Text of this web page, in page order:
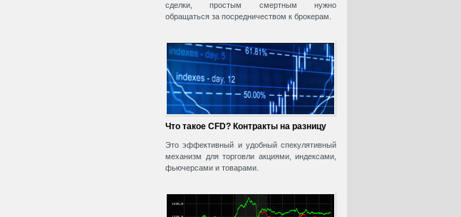
сделки, простым смертным нужно
обращаться за посредничеством к брокерам.
Что такое CFD? Контракты на разницу
Это эффективный и удобный спекулятивный
механизм для торговли акциями, индексами,
фьючерсами и товарами.